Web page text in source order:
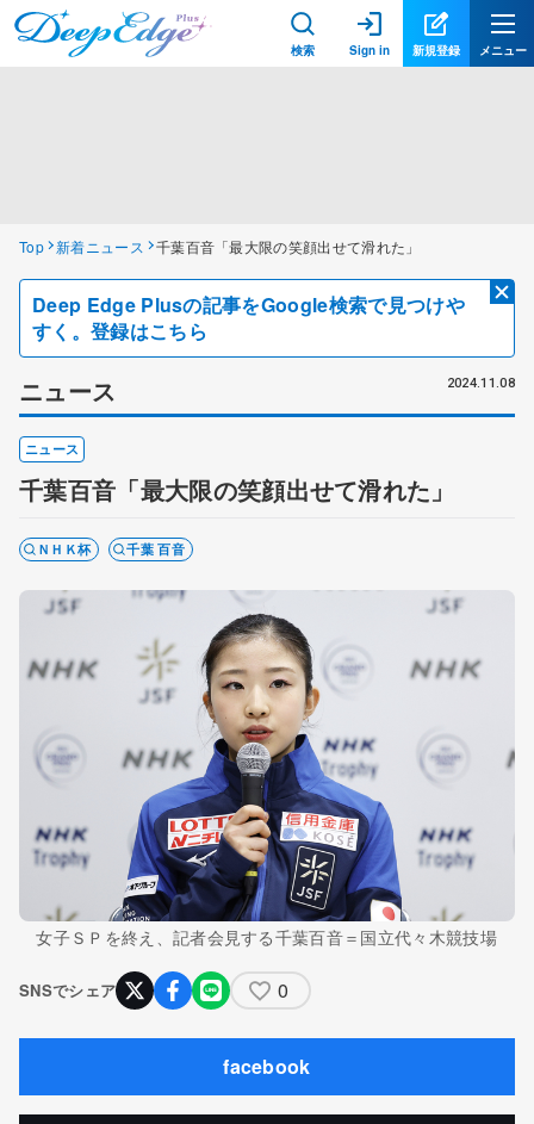
検索 Sign in 新規登録 メニュー
Top 新着ニュース 千葉百音「最大限の笑顔出せて滑れた」
Deep Edge Plusの記事をGoogle検索で見つけや
すく。登録はこちら
ニュース 2024.11.08
ニュース
千葉百音「最大限の笑顔出せて滑れた」
ＮＨＫ杯 千葉 百音
女子ＳＰを終え、記者会見する千葉百音＝国立代々木競技場
SNSでシェア 0
facebook